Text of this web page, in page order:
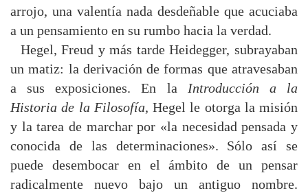
arrojo, una valentía nada desdeñable que acuciaba
a un pensamiento en su rumbo hacia la verdad.
Hegel, Freud y más tarde Heidegger, subrayaban
un matiz: la derivación de formas que atravesaban
a sus exposiciones. En la Introducción a la
Historia de la Filosofía, Hegel le otorga la misión
y la tarea de marchar por «la necesidad pensada y
conocida de las determinaciones». Sólo así se
puede desembocar en el ámbito de un pensar
radicalmente nuevo bajo un antiguo nombre.